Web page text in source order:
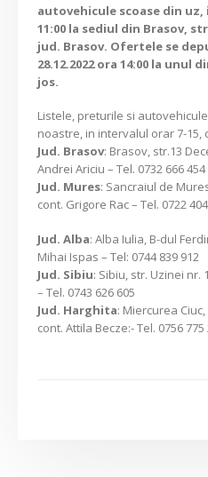
autovehicule scoase din uz,
11:00 la sediul din Brasov,
jud. Brasov. Ofertele se
28.12.2022 ora 14:00 la unul
jos.
Listele, preturile si
noastre, in intervalul orar 7-15,
Jud. Brasov: Brasov, str.13
Andrei Ariciu – Tel. 0732 666 454
Jud. Mures: Sancraiul de
cont. Grigore Rac – Tel. 0722
Jud. Alba: Alba Iulia, B-dul
Mihai Ispas – Tel: 0744 839 912
Jud. Sibiu: Sibiu, str. Uzinei nr.
– Tel. 0743 626 605
Jud. Harghita: Miercurea
cont. Attila Becze:- Tel. 0756 775